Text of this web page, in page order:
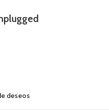
deseos